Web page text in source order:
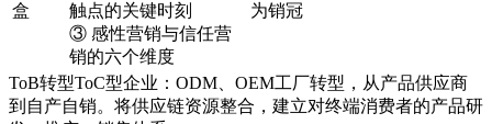
盒
触点的关键时刻
③ 感性营销与信任营
销的六个维度
为销冠
ToB转型ToC型企业：ODM、OEM工厂转型，从产品供应商
到自产自销。将供应链资源整合，建立对终端消费者的产品研